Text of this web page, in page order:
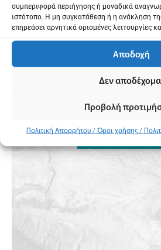
συμπεριφορά περιήγησης ή μοναδικά
ιστότοπο. Η μη συγκατάθεση ή η ανάκληση
επηρεάσει αρνητικά ορισμένες λειτουργίες
Αποδοχή
Δεν
Προβολή
Πολιτική Απορρήτου / Όροι χρήσης /
Προβολή